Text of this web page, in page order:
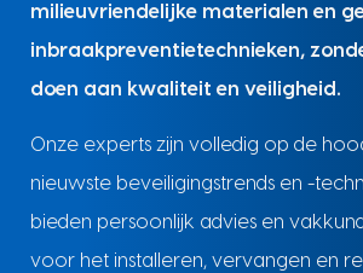
milieuvriendelijke materialen en
inbraakpreventietechnieken,
doen aan kwaliteit en veiligheid.
Onze experts zijn volledig op de
nieuwste beveiligingstrends en -
bieden persoonlijk advies en
voor het installeren, vervangen en